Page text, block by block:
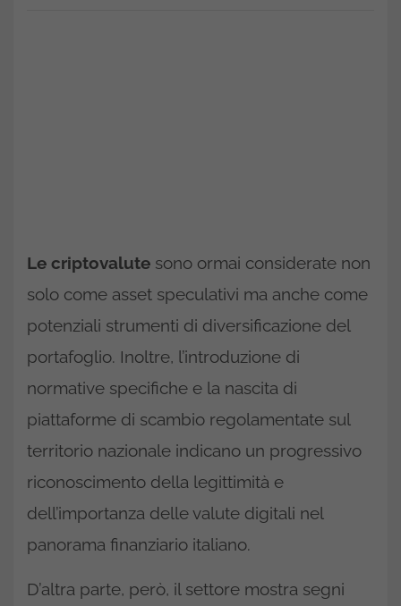
Le criptovalute sono ormai considerate non
solo come asset speculativi ma anche come
potenziali strumenti di diversificazione del
portafoglio. Inoltre, l’introduzione di
normative specifiche e la nascita di
piattaforme di scambio regolamentate sul
territorio nazionale indicano un progressivo
riconoscimento della legittimità e
dell’importanza delle valute digitali nel
panorama finanziario italiano.
D’altra parte, però, il settore mostra segni